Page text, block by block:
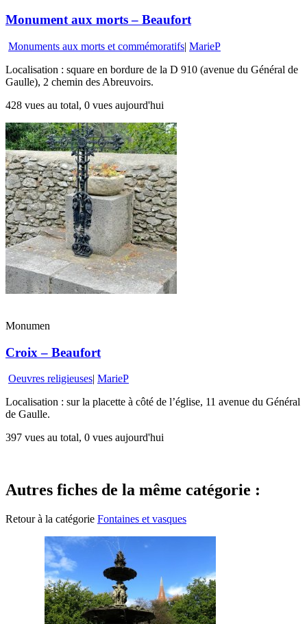
Monument aux morts – Beaufort
Monuments aux morts et commémoratifs| MarieP
Localisation : square en bordure de la D 910 (avenue du Général de
Gaulle), 2 chemin des Abreuvoirs.
428 vues au total, 0 vues aujourd'hui
Monumen
Croix – Beaufort
Oeuvres religieuses| MarieP
Localisation : sur la placette à côté de l’église, 11 avenue du Général
de Gaulle.
397 vues au total, 0 vues aujourd'hui
Autres fiches de la même catégorie :
Retour à la catégorie Fontaines et vasques